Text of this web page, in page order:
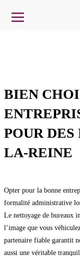
BIEN
POUR
LA-REINE
Opter pour la bonne
formalité administrative
Le nettoyage de bureaux
l’image que vous
partenaire fiable garantit
aussi une véritable